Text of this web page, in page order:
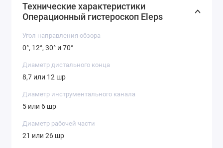
Технические характеристики
Операционный гистероскоп Eleps
Угол направления обзора
0°, 12°, 30° и 70°
Диаметр дистального конца
8,7 или 12 шр
Диаметр инструментального канала
5 или 6 шр
Диаметр рабочей части
21 или 26 шр